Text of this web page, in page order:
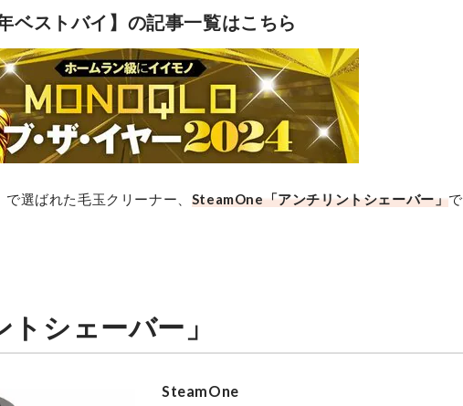
ベストバイ】の記事一覧はこちら
選ばれた毛玉クリーナー、 SteamOne「アンチリントシェーバー」で
シェーバー」
最安価格:¥4,980〜